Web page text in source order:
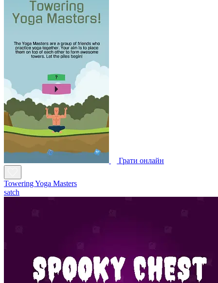
Грати онлайн
Towering Yoga Masters
satch